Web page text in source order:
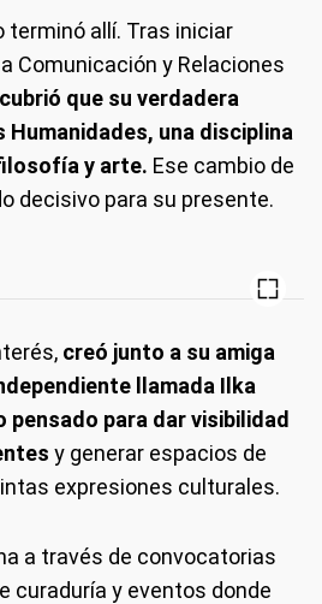
terminó allí. Tras iniciar
Comunicación y Relaciones
que su verdadera
Humanidades, una disciplina
y arte. Ese cambio de
decisivo para su presente.
creó junto a su amiga
llamada Ilka
pensado para dar visibilidad
y generar espacios de
expresiones culturales.
a través de convocatorias
curaduría y eventos donde